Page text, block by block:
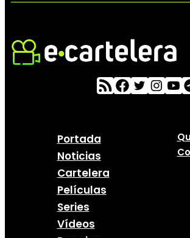
Portada
Noticias
Cartelera
Películas
Series
Vídeos